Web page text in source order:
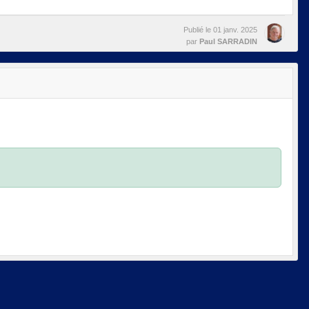
Publié le 01 janv. 2025
par Paul SARRADIN